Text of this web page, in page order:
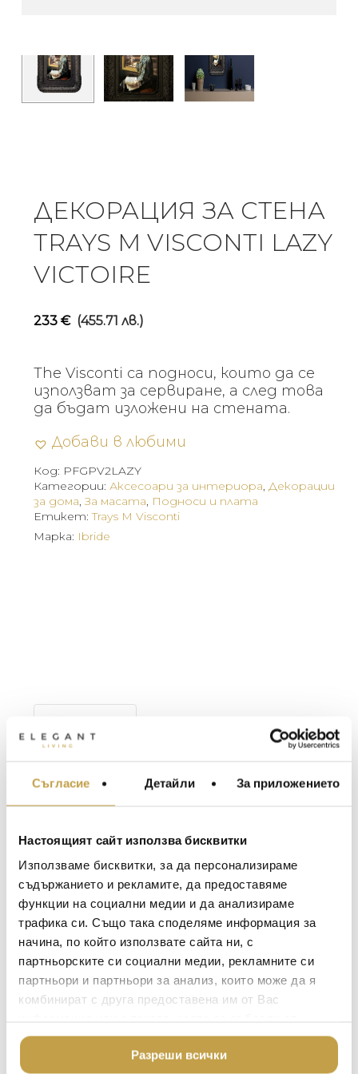
Съгласие Детайли За приложението
Настоящият сайт използва бисквитки
Използваме бисквитки, за да персонализираме
съдържанието и рекламите, да предоставяме
функции на социални медии и да анализираме
трафика си. Също така споделяме информация за
начина, по който използвате сайта ни, с
партньорските си социални медии, рекламните си
партньори и партньори за анализ, които може да я
комбинират с друга предоставена им от Вас
ползването от Ваша страна на услугите им.
Разреши всички
ДЕКОРАЦИЯ ЗА СТЕНА
TRAYS M VISCONTI LAZY
VICTOIRE
233 € (455.71 лв.)
The Visconti са подноси, които да се
използват за сервиране, а след това
да бъдат изложени на стената.
Добави в любими
Код: PFGPV2LAZY
Категории: Аксесоари за интериора, Декорации
за дома,За масата, Подноси и плата
Етикет:Trays M Visconti
Марка: Ibride
Описание
Материал /
Material
Ламинат / High
Pressure Laminate
Размери /
Dimensions
H.44 x L.32 cm, 0,6 kg
използват за сервиране, а след това да
бъдат изложени на стената като
МЕБЕЛИ ЗА ДОМА И
ЗА МАСАТА
ТЕКСТИЛ ЗА ДОМА
АРОМАТИ ЗА ДОМА
ИЗКУСТВО И КНИГИ
ВИСОК КЛАС
МЕБЕЛИ
ПОДАРЪЦИ
BACCARAT
TOM DIXON
MICHAEL ARAM
ASSOULINE
SELETTI
DOLCE & GABBANA
ETHNICRAFT